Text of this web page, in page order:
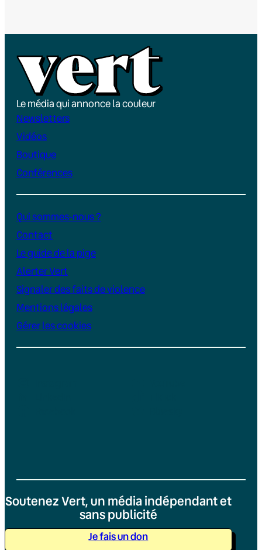
Le média qui annonce la couleur
Newsletters
Vidéos
Boutique
Conférences
Qui sommes-nous ?
Contact
Le guide de la pige
Alerter Vert
Signaler des faits de violence
Mentions légales
Gérer les cookies
Soutenez Vert, un média indépendant et
sans publicité
Je fais un don